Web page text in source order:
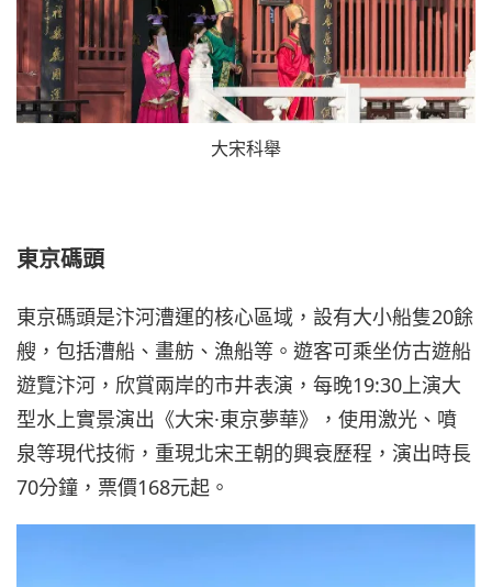
大宋科舉
東京碼頭
東京碼頭是汴河漕運的核心區域，設有大小船隻20餘
艘，包括漕船、畫舫、漁船等。遊客可乘坐仿古遊船
遊覽汴河，欣賞兩岸的市井表演，每晚19:30上演大
型水上實景演出《大宋·東京夢華》，使用激光、噴
泉等現代技術，重現北宋王朝的興衰歷程，演出時長
70分鐘，票價168元起。